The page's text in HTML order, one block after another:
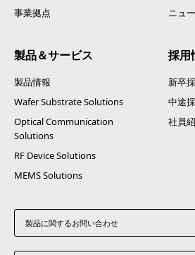
事業拠点
ニュ
製品＆サービス
製品情報
Wafer Substrate Solutions
Optical Communication
Solutions
RF Device Solutions
MEMS Solutions
採用
新卒
中途
社員
製品に関するお問い合わせ